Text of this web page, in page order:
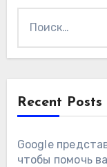
Recent Posts
Google
чтобы помочь